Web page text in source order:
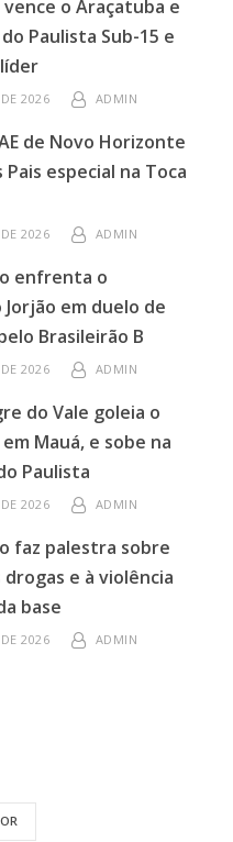
o Araçatuba e
Paulista Sub-15 e
2026 ADMIN
de Novo Horizonte
Pais especial na Toca
2026 ADMIN
enfrenta o
em duelo de
Brasileirão B
2026 ADMIN
do Vale goleia o
Mauá, e sobe na
Paulista
2026 ADMIN
faz palestra sobre
e à violência
base
2026 ADMIN